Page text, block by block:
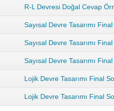
R-L Devresi Doğal Cevap
Sayısal Devre Tasarımı
Sayısal Devre Tasarımı
Sayısal Devre Tasarımı
Lojik Devre Tasarımı Final
Lojik Devre Tasarımı Final